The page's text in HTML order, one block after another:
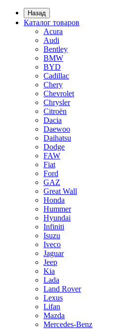
Назад
Каталог товаров
Acura
Audi
Bentley
BMW
BYD
Cadillac
Chery
Chevrolet
Chrysler
Citroën
Dacia
Daewoo
Daihatsu
Dodge
FAW
Fiat
Ford
GAZ
Great Wall
Honda
Hummer
Hyundai
Infiniti
Isuzu
Iveco
Jaguar
Jeep
Kia
Lada
Land Rover
Lexus
Lifan
Mazda
Mercedes-Benz